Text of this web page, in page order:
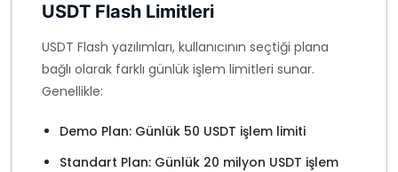
USDT Flash Limitleri
USDT Flash yazılımları, kullanıcının seçtiği plana
bağlı olarak farklı günlük işlem limitleri sunar.
Genellikle:
Demo Plan: Günlük 50 USDT işlem limiti
Standart Plan: Günlük 20 milyon USDT işlem